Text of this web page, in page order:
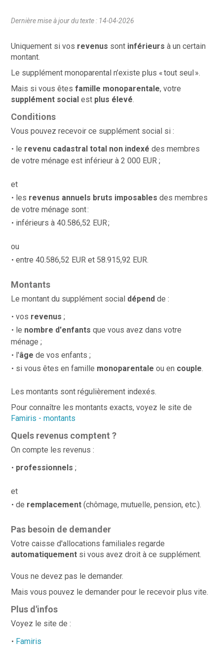
Dernière mise à jour du texte : 14-04-2026
Uniquement si vos revenus sont inférieurs à un certain
montant.
Le supplément monoparental n’existe plus « tout seul ».
Mais si vous êtes famille monoparentale, votre
supplément social est plus élevé.
Conditions
Vous pouvez recevoir ce supplément social si :
le revenu cadastral total non indexé des membres
de votre ménage est inférieur à 2 000 EUR ;
et
les revenus annuels bruts imposables des membres
de votre ménage sont :
inférieurs à 40.586,52 EUR ;
ou
entre 40.586,52 EUR et 58.915,92 EUR.
Montants
Le montant du supplément social dépend de :
vos revenus ;
le nombre d'enfants que vous avez dans votre
ménage ;
l'âgede vos enfants ;
si vous êtes en famille monoparentale ou en couple.
Les montants sont régulièrement indexés.
Pour connaître les montants exacts, voyez le site de
Famiris - montants
Quels revenus comptent ?
On compte les revenus :
professionnels;
et
de remplacement(chômage, mutuelle, pension, etc.).
Pas besoin de demander
Votre caisse d'allocations familiales regarde
automatiquement si vous avez droit à ce supplément.
Vous ne devez pas le demander.
Mais vous pouvez le demander pour le recevoir plus vite.
Plus d'infos
Voyez le site de :
Famiris